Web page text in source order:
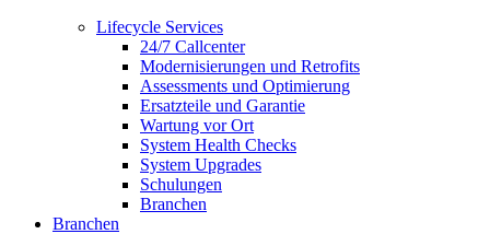
Lifecycle Services
24/7 Callcenter
Modernisierungen und Retrofits
Assessments und Optimierung
Ersatzteile und Garantie
Wartung vor Ort
System Health Checks
System Upgrades
Schulungen
Branchen
Branchen